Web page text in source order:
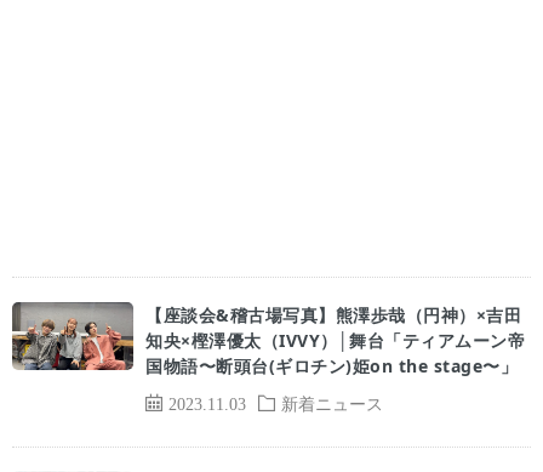
2023.11.03 新着ニュース
【座談会&稽古場写真】熊澤歩哉（円神）×吉田
知央×樫澤優太（IVVY）│舞台「ティアムーン帝
国物語〜断頭台(ギロチン)姫on the stage〜」